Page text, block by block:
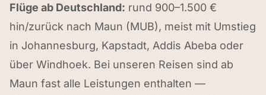
Flüge ab Deutschland: rund 900–1.500 €
hin/zurück nach Maun (MUB), meist mit Umstieg
in Johannesburg, Kapstadt, Addis Abeba oder
über Windhoek. Bei unseren Reisen sind ab
Maun fast alle Leistungen enthalten —